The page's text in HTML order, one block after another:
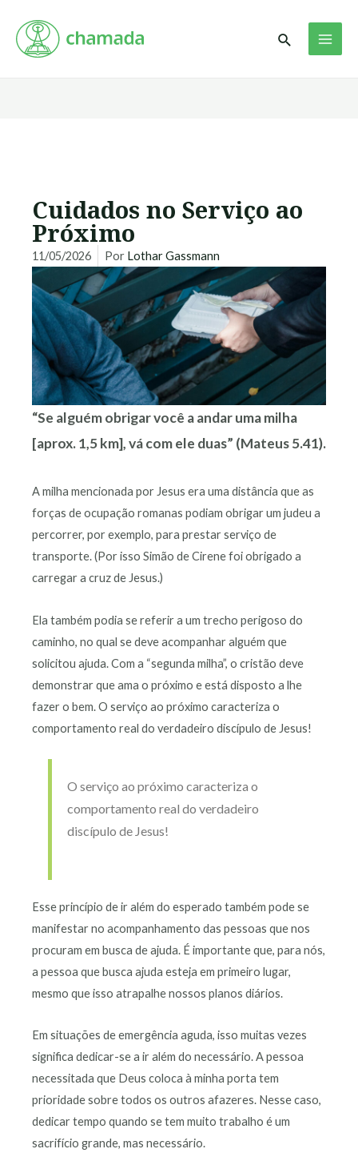
para
Pesquisar
Cuidados no Serviço ao
Próximo
11/05/2026 Por Lothar Gassmann
“Se alguém obrigar você a andar uma milha
[aprox. 1,5 km], vá com ele duas” (Mateus 5.41).
A milha mencionada por Jesus era uma distância que as
forças de ocupação romanas podiam obrigar um judeu a
percorrer, por exemplo, para prestar serviço de
transporte. (Por isso Simão de Cirene foi obrigado a
carregar a cruz de Jesus.)
Ela também podia se referir a um trecho perigoso do
caminho, no qual se deve acompanhar alguém que
solicitou ajuda. Com a “segunda milha”, o cristão deve
demonstrar que ama o próximo e está disposto a lhe
fazer o bem. O serviço ao próximo caracteriza o
comportamento real do verdadeiro discípulo de Jesus!
O serviço ao próximo caracteriza o
comportamento real do verdadeiro
discípulo de Jesus!
Esse princípio de ir além do esperado também pode se
manifestar no acompanhamento das pessoas que nos
procuram em busca de ajuda. É importante que, para nós,
a pessoa que busca ajuda esteja em primeiro lugar,
mesmo que isso atrapalhe nossos planos diários.
Em situações de emergência aguda, isso muitas vezes
significa dedicar-se a ir além do necessário. A pessoa
necessitada que Deus coloca à minha porta tem
prioridade sobre todos os outros afazeres. Nesse caso,
dedicar tempo quando se tem muito trabalho é um
sacrifício grande, mas necessário.